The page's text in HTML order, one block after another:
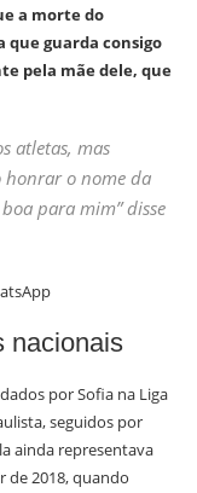
a morte do
que guarda consigo
pela mãe dele, que
atletas, mas
o nome da
para mim” disse
nacionais
por Sofia na Liga
seguidos por
ainda representava
de 2018, quando